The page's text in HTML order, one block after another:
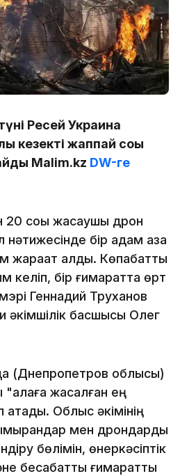
Ресей Украина
кезекті жаппай соққы
Malim.kz DW-ге
соққы жасаушы дрон
бір адам қаза
жарақат алды. Көпқабатты
келіп, бір ғимаратта өрт
Геннадий Труханов
әкімшілік басшысы Олег
(Днепропетров облысы)
"қалаға жасалған ең
Облыс әкімінің
мен дрондарды
бөлімін, өнеркәсіптік
бесқабатты ғимаратты